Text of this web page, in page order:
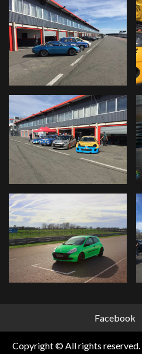
Facebook
Copyright © All rights reserved.